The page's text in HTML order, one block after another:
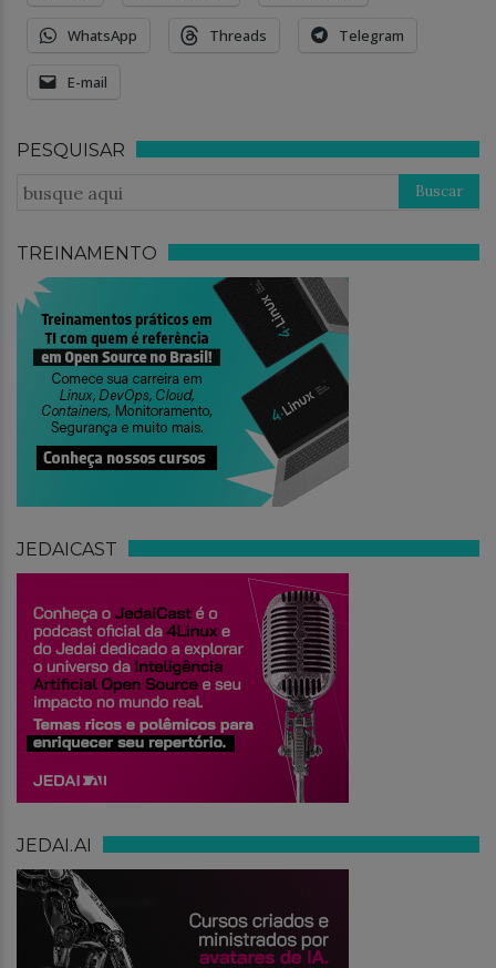
WhatsApp Threads Telegram
E-mail
PESQUISAR
TREINAMENTO
JEDAICAST
JEDAI.AI